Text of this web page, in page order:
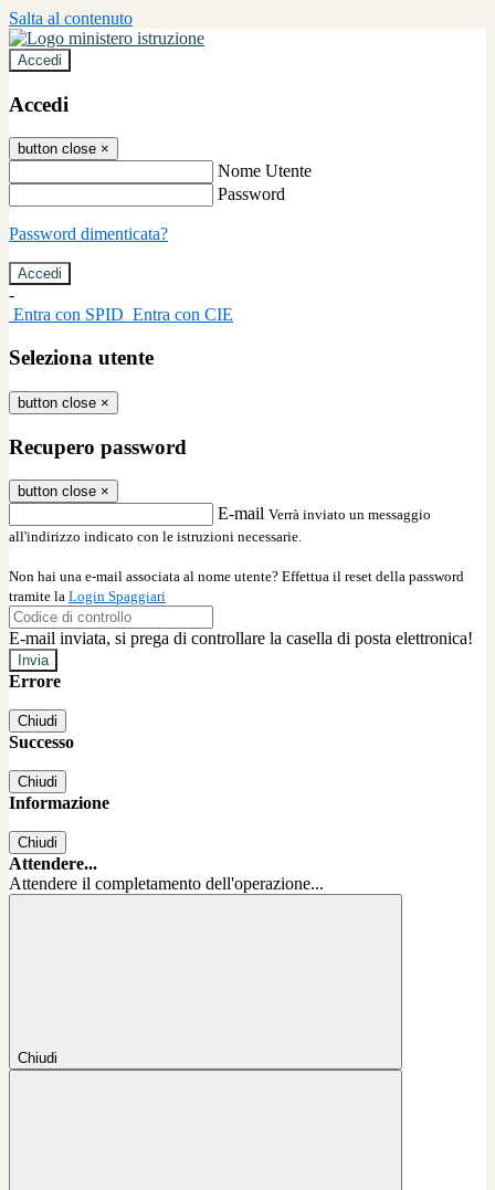
Salta al contenuto
Accedi
Accedi
button close ×
Nome Utente
Password
Password dimenticata?
-
Entra con SPID Entra con CIE
Seleziona utente
button close ×
Recupero password
button close ×
E-mail Verrà inviato un messaggio
all'indirizzo indicato con le istruzioni necessarie.
Non hai una e-mail associata al nome utente? Effettua il reset della password
tramite la Login Spaggiari
E-mail inviata, si prega di controllare la casella di posta elettronica!
Errore
Chiudi
Successo
Chiudi
Informazione
Chiudi
Attendere...
Attendere il completamento dell'operazione...
Chiudi